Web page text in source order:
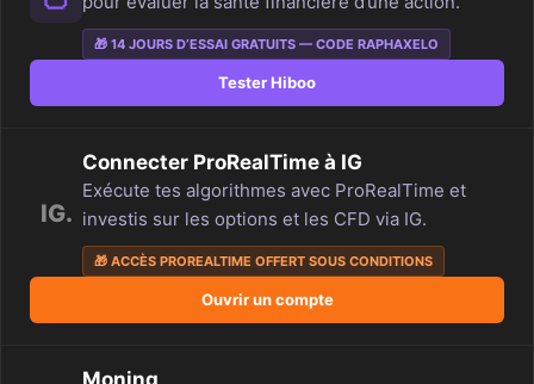
🎁 14 JOURS D’ESSAI GRATUITS — CODE RAPHAXELO
Tester Hiboo
IG.
Connecter ProRealTime à IG
Exécute tes algorithmes avec ProRealTime et
investis sur les options et les CFD via IG.
🎁 ACCÈS PROREALTIME OFFERT SOUS CONDITIONS
Ouvrir un compte